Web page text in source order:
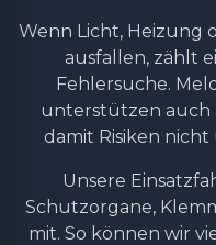
Wenn Licht, Heizung
ausfallen, zählt
Fehlersuche.
unterstützen auch
damit Risiken
Unsere
Schutzorgane,
mit. So können wir